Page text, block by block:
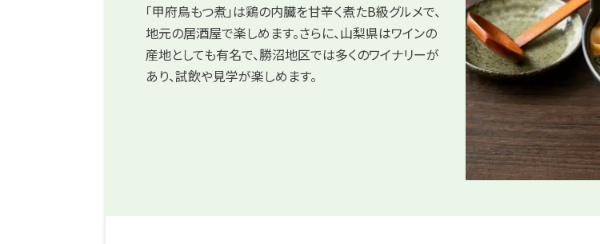
「甲府鳥もつ煮」は鶏の内臓を甘辛く煮たB級グルメで、
地元の居酒屋で楽しめます。さらに、山梨県はワインの
産地としても有名で、勝沼地区では多くのワイナリーが
あり、試飲や見学が楽しめます。